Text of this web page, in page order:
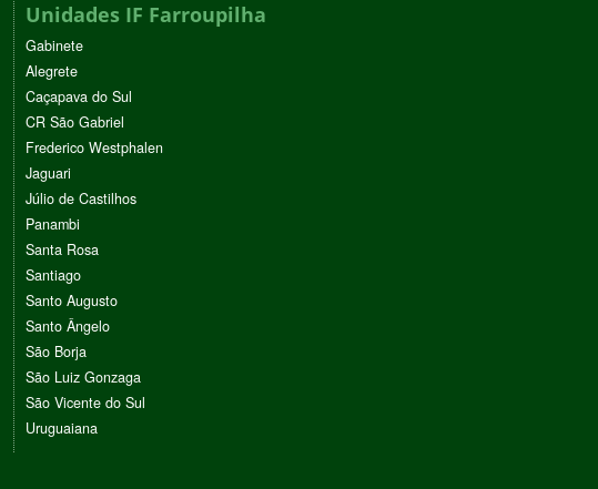
Unidades IF Farroupilha
Gabinete
Alegrete
Caçapava do Sul
CR São Gabriel
Frederico Westphalen
Jaguari
Júlio de Castilhos
Panambi
Santa Rosa
Santiago
Santo Augusto
Santo Ângelo
São Borja
São Luiz Gonzaga
São Vicente do Sul
Uruguaiana